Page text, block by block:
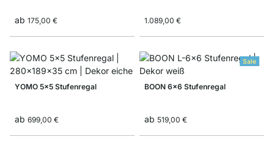
ab 175,00 € 1.089,00 €
YOMO 5x5 Stufenregal
ab 699,00 €
Sale
BOON 6x6 Stufenregal
ab 519,00 €